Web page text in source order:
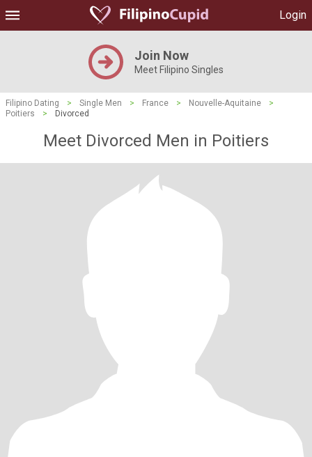
Login
Join Now
Meet Filipino Singles
Filipino Dating > Single Men > France > Nouvelle-Aquitaine
>
Poitiers
> Divorced
Meet Divorced Men in Poitiers